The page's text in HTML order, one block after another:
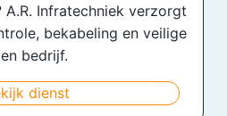
A.R. Infratechniek verzorgt
bekabeling en veilige
bedrijf.
dienst